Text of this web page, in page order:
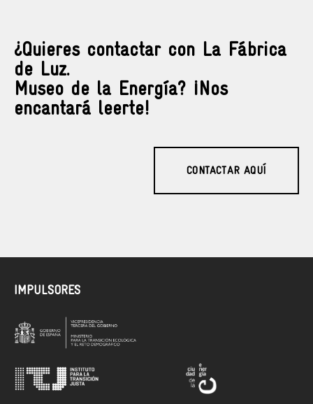
¿Quieres contactar con La Fábrica
de Luz.
Museo de la Energía? ¡Nos
encantará leerte!
CONTACTAR AQUÍ
IMPULSORES